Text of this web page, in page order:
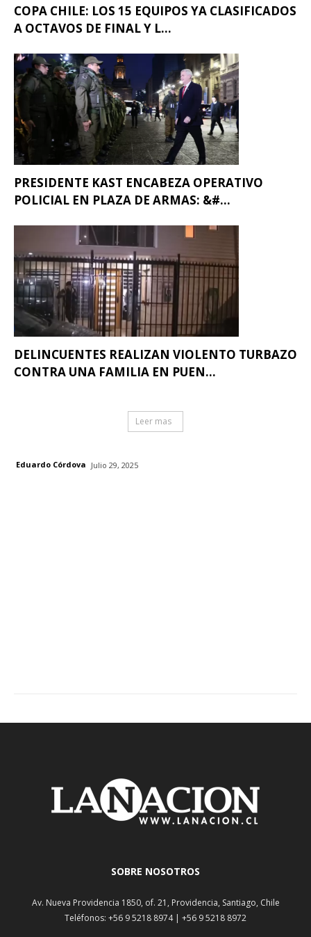
COPA CHILE: LOS 15 EQUIPOS YA CLASIFICADOS
A OCTAVOS DE FINAL Y L...
PRESIDENTE KAST ENCABEZA OPERATIVO
POLICIAL EN PLAZA DE ARMAS: &#...
DELINCUENTES REALIZAN VIOLENTO TURBAZO
CONTRA UNA FAMILIA EN PUEN...
Leer mas
Eduardo Córdova Julio 29, 2025
SOBRE NOSOTROS
Av. Nueva Providencia 1850, of. 21, Providencia, Santiago, Chile
Teléfonos: +56 9 5218 8974 | +56 9 5218 8972